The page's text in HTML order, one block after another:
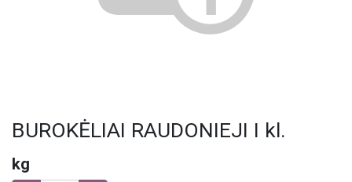
BUROKĖLIAI RAUDONIEJI I kl.
kg